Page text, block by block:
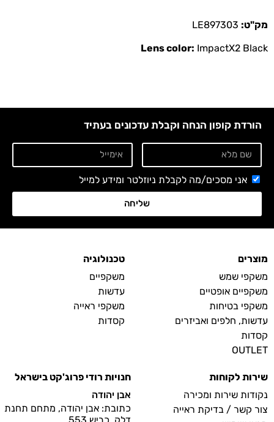
מק"ט:
Lens color: ImpactX2 Black
הורדת קופון הנחה וקבלת עדכונים בעתיד
אני מסכים/מה לקבלת ניוזלטר ומידע למייל
שליחה
מוצרים
משקפי שמש
משקפיים אופטיים
משקפי בטיחות
עדשות, חלפים ואביזרים
קסדות
OUTLET
טכנולוגיה
משקפיים
עדשות
משקפי ראייה
קסדות
שירות לקוחות
נקודות שירות ומכירה
צור קשר / בדיקת ראייה
חנויות רודי פרוג'קט בישראל
אבן יהודה
כתובת: אבן יהודה, מתחם תחנת